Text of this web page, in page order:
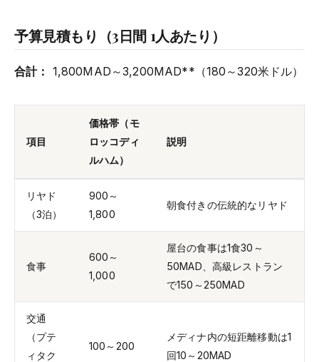
予算見積もり（3日間 1人あたり）
合計： 1,800MAD～3,200MAD**（180～320米ドル）
項目
価格帯（モ
ロッコディ
ルハム）
説明
リヤド
（3泊）
900～
1,800
朝食付きの伝統的なリヤド
食事
600～
1,000
屋台の食事は1食30～
50MAD、高級レストラン
で150～250MAD
交通
（プテ
ィタク
100～200
メディナ内の短距離移動は1
回10～20MAD